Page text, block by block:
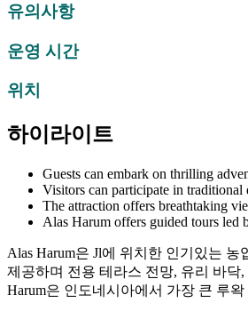
유의사항
운영 시간
위치
하이라이트
Guests can embark on thrilling
Visitors can participate in traditional
The attraction offers breathtaking
Alas Harum offers guided tours led
Alas Harum은 Jl에 위치한 인기있는
제공하며 전용 테라스 전망, 유리 바닥
Harum은 인도네시아에서 가장 큰 루